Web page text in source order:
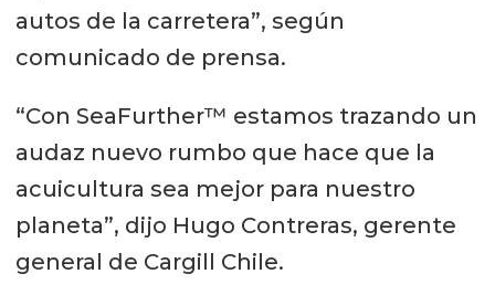
autos de la carretera”, según
comunicado de prensa.
“Con SeaFurther™ estamos trazando un
audaz nuevo rumbo que hace que la
acuicultura sea mejor para nuestro
planeta”, dijo Hugo Contreras, gerente
general de Cargill Chile.